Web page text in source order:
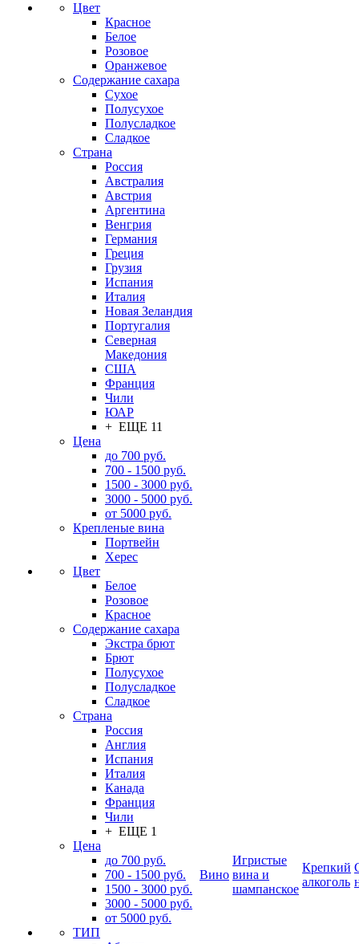
Цвет
Красное
Белое
Розовое
Оранжевое
Содержание сахара
Сухое
Полусухое
Полусладкое
Сладкое
Страна
Россия
Австралия
Австрия
Аргентина
Венгрия
Германия
Греция
Грузия
Испания
Италия
Новая Зеландия
Португалия
Северная
Македония
США
Франция
Чили
ЮАР
+ ЕЩЕ 11
Цена
до 700 руб.
700 - 1500 руб.
1500 - 3000 руб.
3000 - 5000 руб.
от 5000 руб.
Крепленые вина
Портвейн
Херес
Цвет
Белое
Розовое
Красное
Содержание сахара
Экстра брют
Брют
Полусухое
Полусладкое
Сладкое
Страна
Россия
Англия
Испания
Италия
Канада
Франция
Чили
+ ЕЩЕ 1
Цена
до 700 руб.
700 - 1500 руб.
1500 - 3000 руб.
3000 - 5000 руб.
от 5000 руб.
ТИП
Вино
Игристые
вина и
шампанское
Крепкий
алкоголь